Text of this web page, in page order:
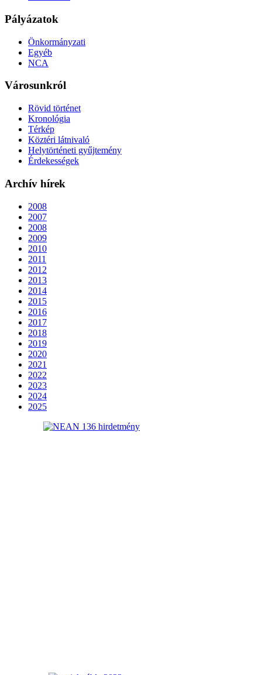
Pályázatok
Önkormányzati
Egyéb
NCA
Városunkról
Rövid történet
Kronológia
Térkép
Köztéri látnivaló
Helytörténeti gyűjtemény
Érdekességek
Archív hírek
2008
2007
2008
2009
2010
2011
2012
2013
2014
2015
2016
2017
2018
2019
2020
2021
2022
2023
2024
2025